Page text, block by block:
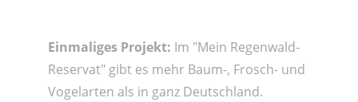
Einmaliges Projekt: Im "Mein Regenwald-
Reservat" gibt es mehr Baum-, Frosch- und
Vogelarten als in ganz Deutschland.